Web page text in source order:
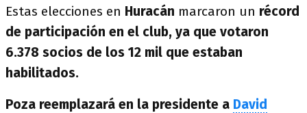
Estas elecciones en Huracán marcaron un récord
de participación en el club, ya que votaron
6.378 socios de los 12 mil que estaban
habilitados.
Poza reemplazará en la presidente a David